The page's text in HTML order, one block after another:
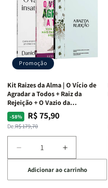
Promoção
Kit Raizes da Alma | O Vício de
Agradar a Todos + Raiz da
Rejeição + O Vazio da
Insatisfação.
-58%
Preço
normal
De:R$ 179,70
Preço
promocional
R$ 75,90
Diminuir
a
quantidade
de
Aumentar
a
quantidade
de
Adicionar ao carrinho